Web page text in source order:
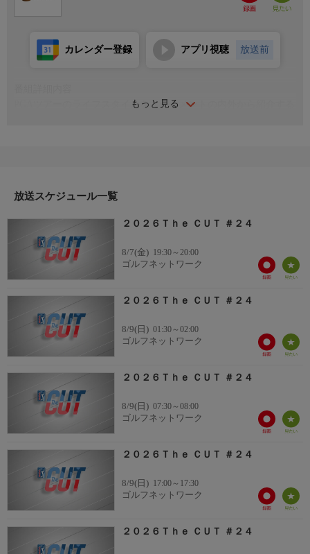
もっと見る
カレンダー登録 アプリ視聴 放送前
PGAツアーのライフスタイルをトーナメントの内外から紹介する
放送スケジュール一覧
２０２６Ｔｈｅ ＣＵＴ ＃２４
8/7(金) 19:30～20:00
ゴルフネットワーク
２０２６Ｔｈｅ ＣＵＴ ＃２４
8/9(日) 01:30～02:00
ゴルフネットワーク
２０２６Ｔｈｅ ＣＵＴ ＃２４
8/9(日) 07:30～08:00
ゴルフネットワーク
２０２６Ｔｈｅ ＣＵＴ ＃２４
8/9(日) 17:00～17:30
ゴルフネットワーク
２０２６Ｔｈｅ ＣＵＴ ＃２４